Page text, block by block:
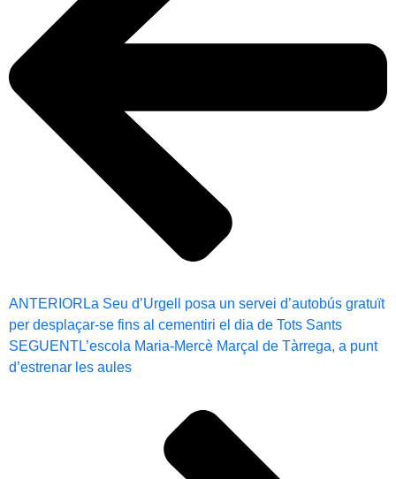
ANTERIOR La Seu d’Urgell posa un servei d’autobús gratuït
per desplaçar-se fins al cementiri el dia de Tots Sants
SEGUENTL’escola Maria-Mercè Marçal de Tàrrega, a punt
d’estrenar les aules